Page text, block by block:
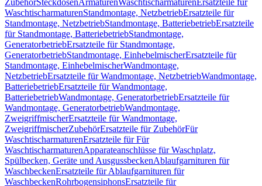
ZubehörSteckdosenArmaturenWaschtischarmaturen Ersatzteile für
WaschtischarmaturenStandmontage, NetzbetriebErsatzteile für
Standmontage, NetzbetriebStandmontage, BatteriebetriebErsatzteile
für Standmontage, BatteriebetriebStandmontage,
GeneratorbetriebErsatzteile für Standmontage,
GeneratorbetriebStandmontage, EinhebelmischerErsatzteile für
Standmontage, EinhebelmischerWandmontage,
NetzbetriebErsatzteile für Wandmontage, NetzbetriebWandmontage,
BatteriebetriebErsatzteile für Wandmontage,
BatteriebetriebWandmontage, GeneratorbetriebErsatzteile für
Wandmontage, GeneratorbetriebWandmontage,
ZweigriffmischerErsatzteile für Wandmontage,
ZweigriffmischerZubehörErsatzteile für ZubehörFür
WaschtischarmaturenErsatzteile für Für
WaschtischarmaturenApparateanschlüsse für Waschplatz,
Spülbecken, Geräte und AusgussbeckenAblaufgarnituren für
WaschbeckenErsatzteile für Ablaufgarnituren für
WaschbeckenRohrbogensiphonsErsatzteile für